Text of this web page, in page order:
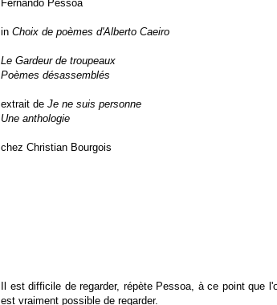
Fernando Pessoa
in Choix de poèmes d'Alberto Caeiro
Le Gardeur de troupeaux
Poèmes désassemblés
extrait de Je ne suis personne
Une anthologie
chez Christian Bourgois
Il est difficile de regarder, répète Pessoa, à ce point que
est vraiment possible de regarder.